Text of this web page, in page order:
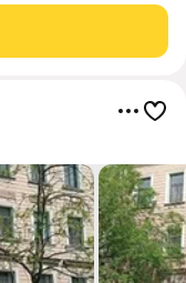
кухню-гостиную.